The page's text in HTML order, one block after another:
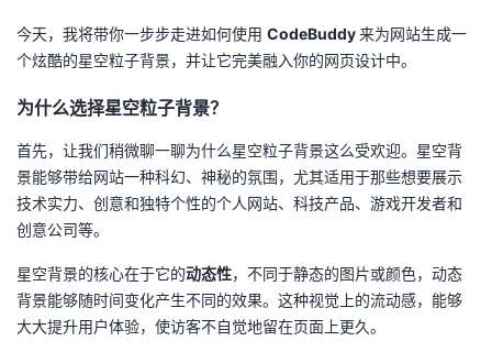
我
博
客
的
论
我
的
子
我
直
的
我
今天，我将带你一步步走进如何使用 CodeBuddy来为网站生成一
个炫酷的星空粒子背景，并让它完美融入你的网页设计中。
为什么选择星空粒子背景？
首先，让我们稍微聊一聊为什么星空粒子背景这么受欢迎。星空背
景能够带给网站一种科幻、神秘的氛围，尤其适用于那些想要展示
技术实力、创意和独特个性的个人网站、科技产品、游戏开发者和
创意公司等。
星空背景的核心在于它的动态性，不同于静态的图片或颜色，动态
背景能够随时间变化产生不同的效果。这种视觉上的流动感，能够
大大提升用户体验，使访客不自觉地留在页面上更久。